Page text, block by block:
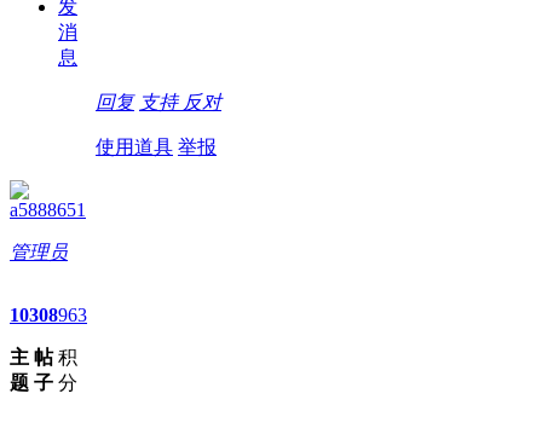
发
消
息
回复 支持 反对
使用道具 举报
a5888651
管理员
10
主
题
308
帖
子
963
积
分